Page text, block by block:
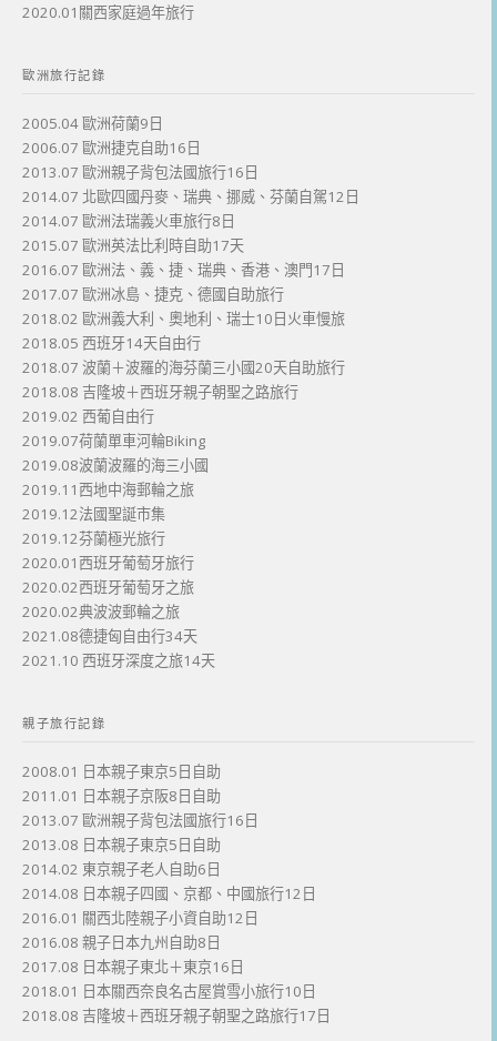
2020.01關西家庭過年旅行
歐洲旅行記錄
2005.04 歐洲荷蘭9日
2006.07 歐洲捷克自助16日
2013.07 歐洲親子背包法國旅行16日
2014.07 北歐四國丹麥、瑞典、挪威、芬蘭自駕12日
2014.07 歐洲法瑞義火車旅行8日
2015.07 歐洲英法比利時自助17天
2016.07 歐洲法、義、捷、瑞典、香港、澳門17日
2017.07 歐洲冰島、捷克、德國自助旅行
2018.02 歐洲義大利、奧地利、瑞士10日火車慢旅
2018.05 西班牙14天自由行
2018.07 波蘭＋波羅的海芬蘭三小國20天自助旅行
2018.08 吉隆坡＋西班牙親子朝聖之路旅行
2019.02 西葡自由行
2019.07荷蘭單車河輪Biking
2019.08波蘭波羅的海三小國
2019.11西地中海郵輪之旅
2019.12法國聖誕市集
2019.12芬蘭極光旅行
2020.01西班牙葡萄牙旅行
2020.02西班牙葡萄牙之旅
2020.02典波波郵輪之旅
2021.08德捷匈自由行34天
2021.10 西班牙深度之旅14天
親子旅行記錄
2008.01 日本親子東京5日自助
2011.01 日本親子京阪8日自助
2013.07 歐洲親子背包法國旅行16日
2013.08 日本親子東京5日自助
2014.02 東京親子老人自助6日
2014.08 日本親子四國、京都、中國旅行12日
2016.01 關西北陸親子小資自助12日
2016.08 親子日本九州自助8日
2017.08 日本親子東北＋東京16日
2018.01 日本關西奈良名古屋賞雪小旅行10日
2018.08 吉隆坡＋西班牙親子朝聖之路旅行17日